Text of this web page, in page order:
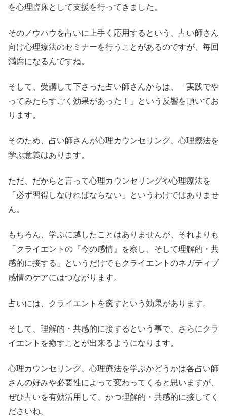
を心理臨床として支援を行ってきました。
そのノウハウを占いに上手く応用するという、占い師さん
向け心理療法のセミナーを行うことがあるのですが、毎回
満席になるんですね。
そして、受講して下さった占い師さんからは、「実践でや
ってみたらすごく効果があった！」という反響を頂いてお
ります。
そのため、占い師さんが心理カウンセリング、心理療法を
学ぶ意義はあります。
ただ、だからと言って心理カウンセリングや心理療法を
「必ず習得しなければならない」というわけではありませ
ん。
もちろん、学ぶに越したことはありませんが、それよりも
「クライエントの『今の感情』を察し、そして理解的・共
感的に接する」というだけでもクライエントのネガティブ
感情のケアにはつながります。
占いには、クライエントを癒すという効果があります。
そして、理解的・共感的に接するという事で、さらにクラ
イエントを癒すことが出来るようになります。
心理カウンセリング、心理療法を学ぶかどうかは各占い師
さんの好みや必要性によって変わってくると思いますが、
ぜひ占いを有効活用して、かつ理解的・共感的に接してく
ださいね。